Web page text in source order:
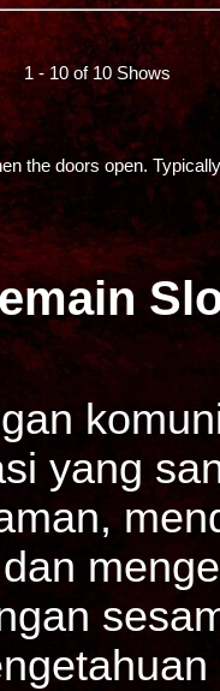
1 - 10 of 10 Shows
the doors open.
yang